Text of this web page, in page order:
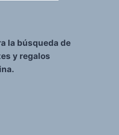
la búsqueda de
y regalos